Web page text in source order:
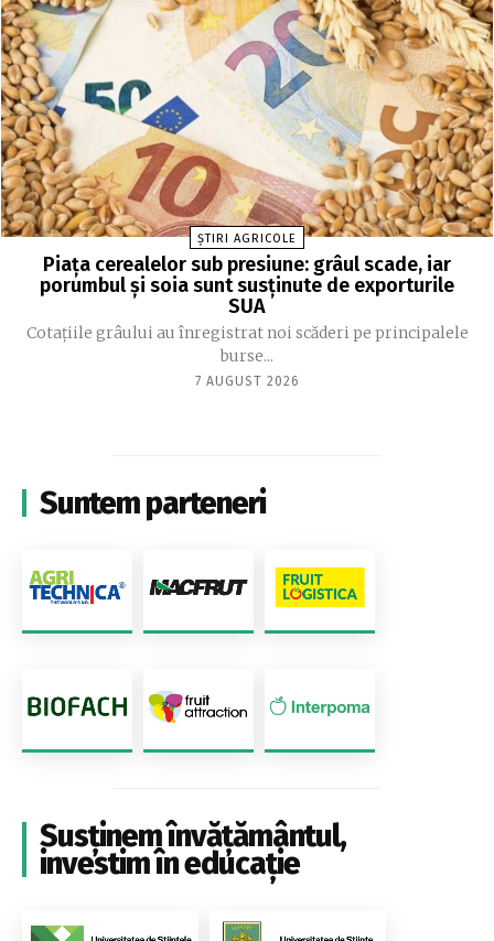
ȘTIRI AGRICOLE
Piața cerealelor sub presiune: grâul scade, iar
porumbul și soia sunt susținute de exporturile
SUA
Cotațiile grâului au înregistrat noi scăderi pe principalele
burse...
7 AUGUST 2026
Suntem parteneri
Susținem învățământul,
investim în educație